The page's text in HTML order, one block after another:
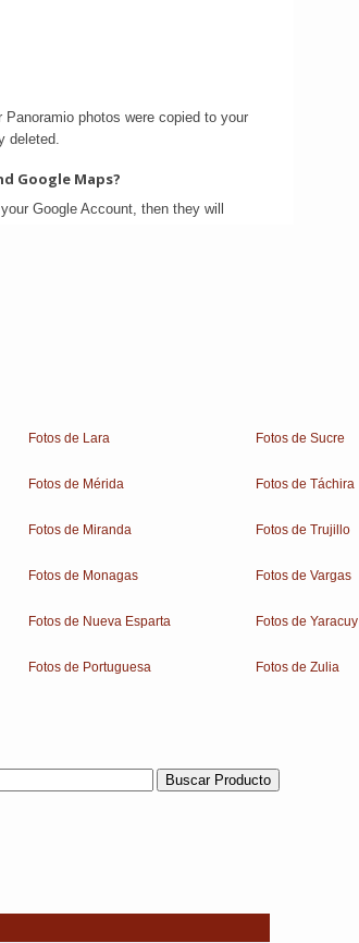
Fotos de Lara
Fotos de Mérida
Fotos de Miranda
Fotos de Monagas
Fotos de Nueva Esparta
Fotos de Portuguesa
Fotos de Sucre
Fotos de Táchira
Fotos de Trujillo
Fotos de Vargas
Fotos de Yaracuy
Fotos de Zulia